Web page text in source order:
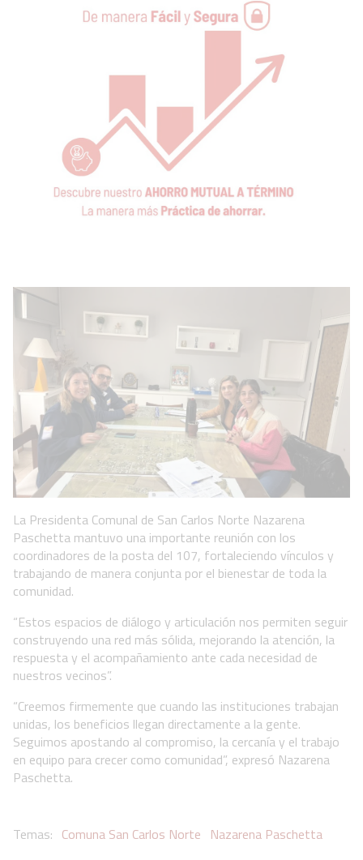
La Presidenta Comunal de San Carlos Norte Nazarena
Paschetta mantuvo una importante reunión con los
coordinadores de la posta del 107, fortaleciendo vínculos y
trabajando de manera conjunta por el bienestar de toda la
comunidad.
“Estos espacios de diálogo y articulación nos permiten seguir
construyendo una red más sólida, mejorando la atención, la
respuesta y el acompañamiento ante cada necesidad de
nuestros vecinos”.
“Creemos firmemente que cuando las instituciones trabajan
unidas, los beneficios llegan directamente a la gente.
Seguimos apostando al compromiso, la cercanía y el trabajo
en equipo para crecer como comunidad”, expresó Nazarena
Paschetta.
Comuna San Carlos Norte Nazarena Paschetta